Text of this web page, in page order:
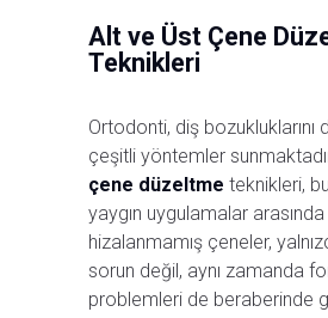
Alt ve Üst Çene
Teknikleri
Ortodonti, diş bozukluklarını
çeşitli yöntemler
çene düzeltme teknikleri,
yaygın uygulamalar arasında
hizalanmamış çeneler,
sorun değil, aynı zamanda
problemleri de beraberinde